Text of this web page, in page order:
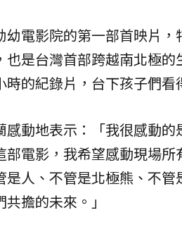
幼電影院的第一部首映片
也是台灣首部跨越南北極的
時的紀錄片，台下孩子們看
感動地表示：「我很感動
部電影，我希望感動現場
是人、不管是北極熊、不
共擔的未來。」